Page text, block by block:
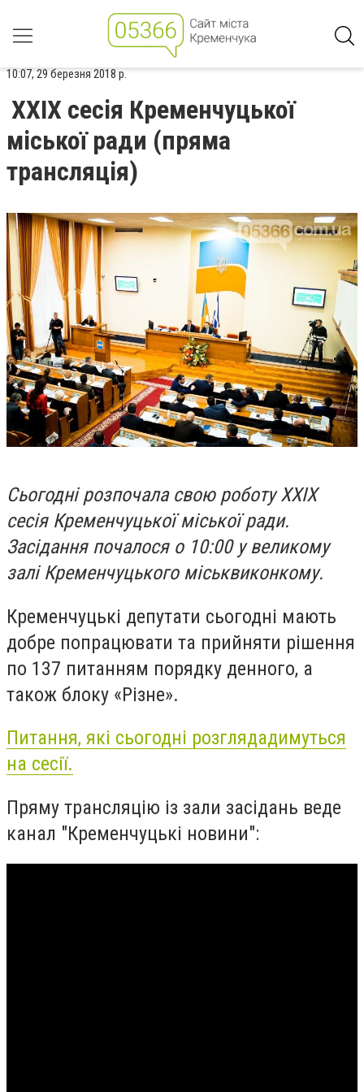
10:07, 29 березня 2018 р.
XXIX сесія Кременчуцької
міської ради (пряма
трансляція)
Сьогодні розпочала свою роботу XXIX
сесія Кременчуцької міської ради.
Засідання почалося о 10:00 у великому
залі Кременчуцького міськвиконкому.
Кременчуцькі депутати сьогодні мають
добре попрацювати та прийняти рішення
по 137 питанням порядку денного, а
також блоку «Різне».
Питання, які сьогодні розглядадимуться
на сесії.
Пряму трансляцію із зали засідань веде
канал "Кременчуцькі новини":